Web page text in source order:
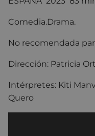
Comedia.Drama.
No recomendada
Dirección: Patricia
Intérpretes: Kiti
Quero